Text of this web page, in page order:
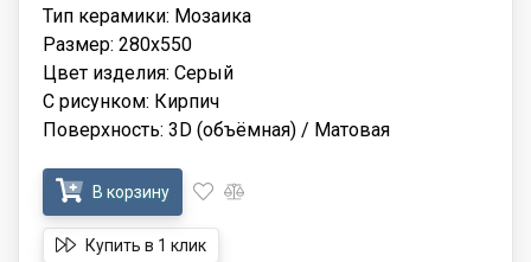
Тип керамики: Мозаика
Размер: 280x550
Цвет изделия: Серый
С рисунком: Кирпич
Поверхность: 3D (объёмная) / Матовая
В корзину
Купить в 1 клик